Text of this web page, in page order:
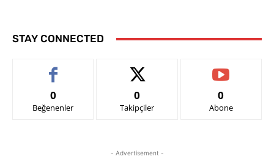
STAY CONNECTED
0
Beğenenler
0
Takipçiler
0
Abone
- Advertisement -